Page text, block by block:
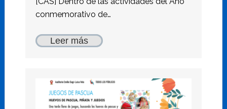
conmemorativo de…
Leer más